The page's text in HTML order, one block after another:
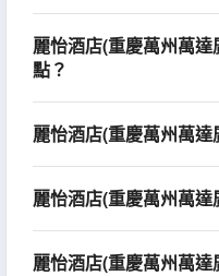
麗怡酒店(重慶萬州萬
點？
麗怡酒店(重慶萬州萬
麗怡酒店(重慶萬州萬
麗怡酒店(重慶萬州萬達